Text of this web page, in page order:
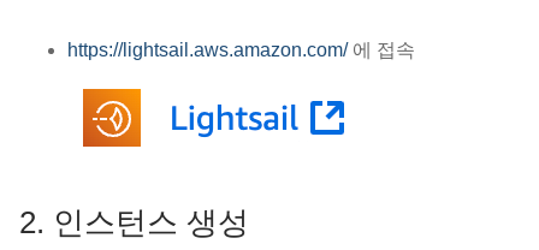
https://lightsail.aws.amazon.com/에 접속
2. 인스턴스 생성